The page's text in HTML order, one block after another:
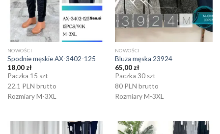
NOWOŚCI
Spodnie męskie AX-3402-125
18,00zł
Paczka 15 szt
22.1 PLN brutto
Rozmiary M-3XL
NOWOŚCI
Bluza męska 23924
65,00zł
Paczka 30 szt
80 PLN brutto
Rozmiary M-3XL